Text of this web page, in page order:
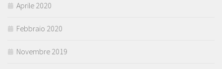
Aprile 2020
Febbraio 2020
Novembre 2019